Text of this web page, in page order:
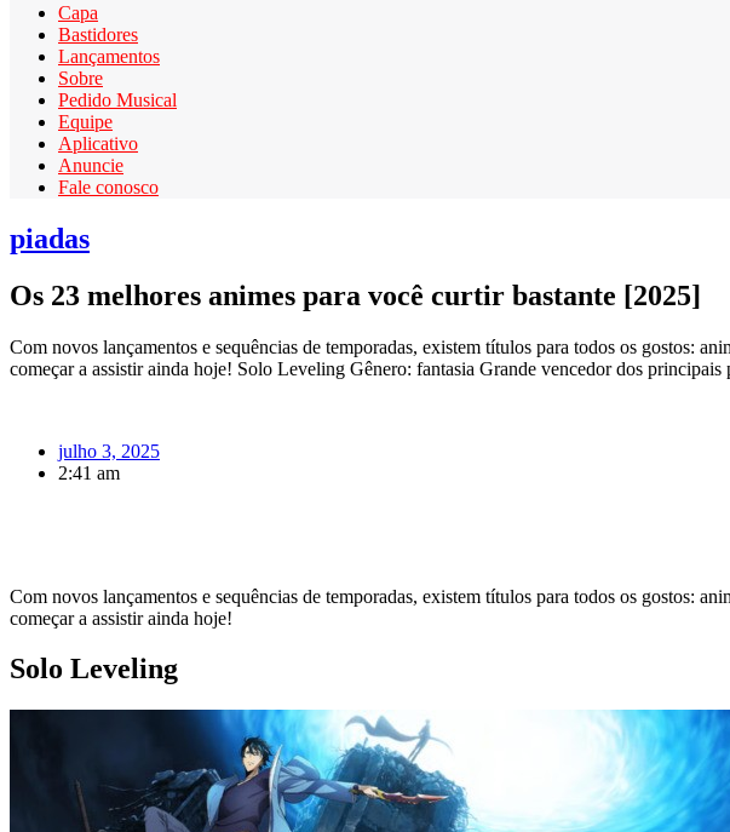
Capa
Bastidores
Lançamentos
Sobre
Pedido Musical
Equipe
Aplicativo
Anuncie
Fale conosco
piadas
Os 23 melhores animes para você curtir bastante [2025]
Com novos lançamentos e sequências de temporadas, existem títulos para todos os gostos:
começar a assistir ainda hoje! Solo Leveling Gênero: fantasia Grande vencedor dos principais
julho 3, 2025
2:41 am
Com novos lançamentos e sequências de temporadas, existem títulos para todos os gostos:
começar a assistir ainda hoje!
Solo Leveling